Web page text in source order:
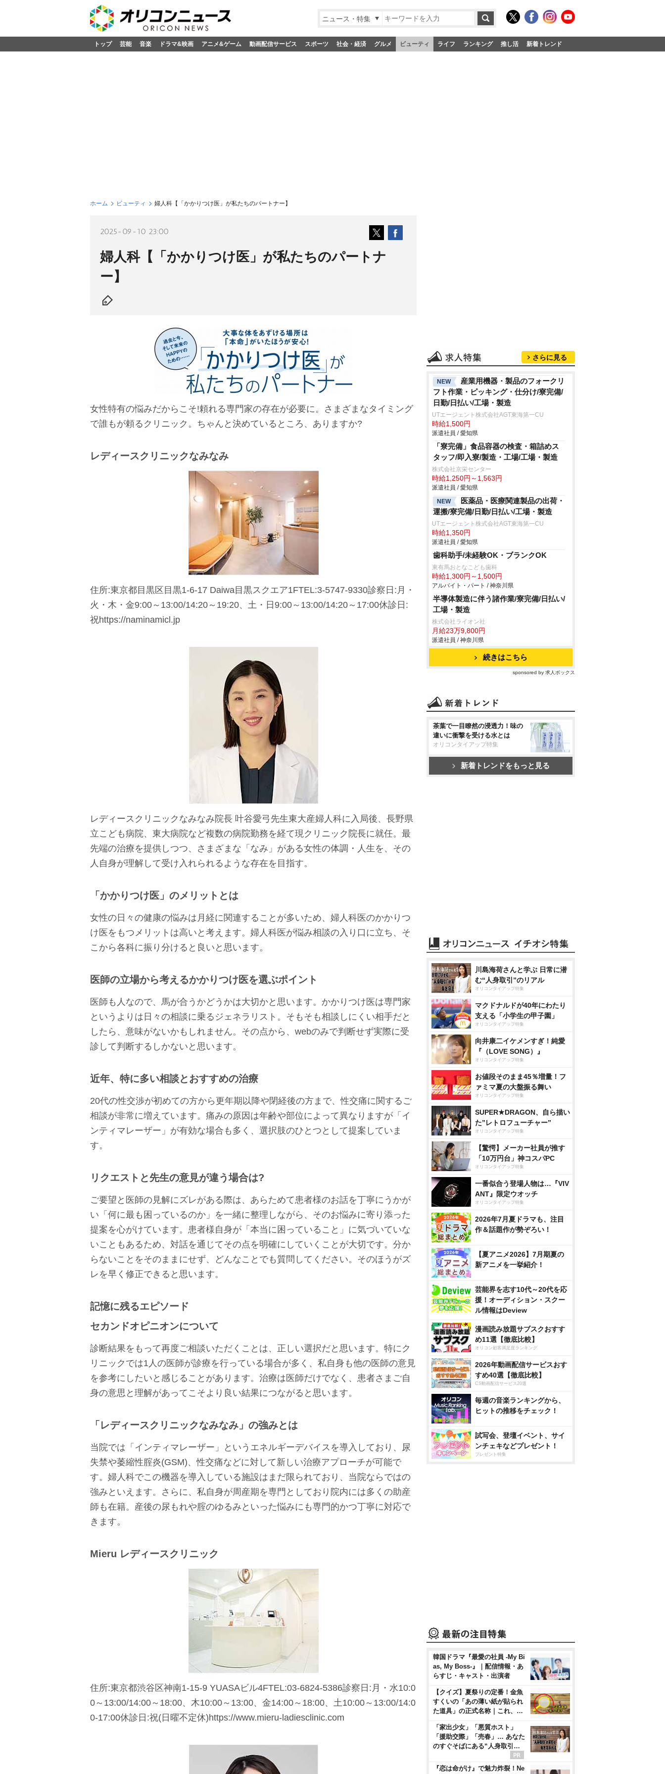
ニュース・特集
トップ 芸能 音楽 ドラマ&映画 アニメ&ゲーム 動画配信サービス スポーツ 社会・経済 グルメ ビューティ ライフ ランキング 推し活 新着トレンド
ホーム ビューティ 婦人科【「かかりつけ医」が私たちのパートナー】
2025-09-10 23:00
婦人科【「かかりつけ医」が私たちのパートナ
ー】
女性特有の悩みだからこそ!頼れる専門家の存在が必要に。さまざまなタイミング
で誰もが頼るクリニック。ちゃんと決めているところ、ありますか?
レディースクリニックなみなみ
住所:東京都目黒区目黒1-6-17 Daiwa目黒スクエア1FTEL:3-5747-9330診察日:月・
火・木・金9:00～13:00/14:20～19:20、土・日9:00～13:00/14:20～17:00休診日:
祝https://naminamicl.jp
レディースクリニックなみなみ院長 叶谷愛弓先生東大産婦人科に入局後、長野県
立こども病院、東大病院など複数の病院勤務を経て現クリニック院長に就任。最
先端の治療を提供しつつ、さまざまな「なみ」がある女性の体調・人生を、その
人自身が理解して受け入れられるような存在を目指す。
「かかりつけ医」のメリットとは
女性の日々の健康の悩みは月経に関連することが多いため、婦人科医のかかりつ
け医をもつメリットは高いと考えます。婦人科医が悩み相談の入り口に立ち、そ
こから各科に振り分けると良いと思います。
医師の立場から考えるかかりつけ医を選ぶポイント
医師も人なので、馬が合うかどうかは大切かと思います。かかりつけ医は専門家
というよりは日々の相談に乗るジェネラリスト。そもそも相談しにくい相手だと
したら、意味がないかもしれません。その点から、webのみで判断せず実際に受
診して判断するしかないと思います。
近年、特に多い相談とおすすめの治療
20代の性交渉が初めての方から更年期以降や閉経後の方まで、性交痛に関するご
相談が非常に増えています。痛みの原因は年齢や部位によって異なりますが「イ
ンティマレーザー」が有効な場合も多く、選択肢のひとつとして提案していま
す。
リクエストと先生の意見が違う場合は?
ご要望と医師の見解にズレがある際は、あらためて患者様のお話を丁寧にうかが
い「何に最も困っているのか」を一緒に整理しながら、そのお悩みに寄り添った
提案を心がけています。患者様自身が「本当に困っていること」に気づいていな
いこともあるため、対話を通じてその点を明確にしていくことが大切です。分か
らないことをそのままにせず、どんなことでも質問してください。そのほうがズ
レを早く修正できると思います。
記憶に残るエピソード
セカンドオピニオンについて
診断結果をもって再度ご相談いただくことは、正しい選択だと思います。特にク
リニックでは1人の医師が診療を行っている場合が多く、私自身も他の医師の意見
を参考にしたいと感じることがあります。治療は医師だけでなく、患者さまご自
身の意思と理解があってこそより良い結果につながると思います。
「レディースクリニックなみなみ」の強みとは
当院では「インティマレーザー」というエネルギーデバイスを導入しており、尿
失禁や萎縮性腟炎(GSM)、性交痛などに対して新しい治療アプローチが可能で
す。婦人科でこの機器を導入している施設はまだ限られており、当院ならではの
強みといえます。さらに、私自身が周産期を専門としており院内には多くの助産
師も在籍。産後の尿もれや腟のゆるみといった悩みにも専門的かつ丁寧に対応で
きます。
Mieru レディースクリニック
住所:東京都渋谷区神南1-15-9 YUASAビル4FTEL:03-6824-5386診察日:月・水10:0
0～13:00/14:00～18:00、木10:00～13:00、金14:00～18:00、土10:00～13:00/14:0
0-17:00休診日:祝(日曜不定休)https://www.mieru-ladiesclinic.com
さらに見る
NEW
産業用機器・製品のフォークリ
フト作業・ピッキング・仕分け/寮完備/
日勤/日払い/工場・製造
UTエージェント株式会社AGT東海第一CU
時給1,500円
派遣社員 / 愛知県
「寮完備」食品容器の検査・箱詰めス
タッフ/即入寮/製造・工場/工場・製造
株式会社京栄センター
時給1,250円～1,563円
派遣社員 / 愛知県
NEW
医薬品・医療関連製品の出荷・
運搬/寮完備/日勤/日払い/工場・製造
UTエージェント株式会社AGT東海第一CU
時給1,350円
派遣社員 / 愛知県
歯科助手/未経験OK・ブランクOK
東有馬おとなこども歯科
時給1,300円～1,500円
アルバイト・パート / 神奈川県
半導体製造に伴う諸作業/寮完備/日払い/
工場・製造
株式会社ライオン社
月給23万9,800円
派遣社員 / 神奈川県
続きはこちら
sponsored by 求人ボックス
茶葉で一目瞭然の浸透力！味の
違いに衝撃を受ける水とは
オリコンタイアップ特集
新着トレンドをもっと見る
川島海荷さんと学ぶ 日常に潜
む“人身取引”のリアル
オリコンタイアップ特集
マクドナルドが40年にわたり
支える「小学生の甲子園」
オリコンタイアップ特集
向井康二イケメンすぎ！純愛
『（LOVE SONG）』
オリコンタイアップ特集
お値段そのまま45％増量！フ
ァミマ夏の大盤振る舞い
オリコンタイアップ特集
SUPER★DRAGON、自ら描い
た”レトロフューチャー”
オリコンタイアップ特集
【驚愕】メーカー社員が推す
「10万円台」神コスパPC
オリコンタイアップ特集
一番似合う登場人物は…『VIV
ANT』限定ウオッチ
オリコンタイアップ特集
2026年7月夏ドラマも、注目
作＆話題作が勢ぞろい！
【夏アニメ2026】7月期夏の
新アニメを一挙紹介！
芸能界を志す10代～20代を応
援！オーディション・スクー
ル情報はDeview
漫画読み放題サブスクおすす
め11選【徹底比較】
オリコン顧客満足度ランキング
2026年動画配信サービスおす
すめ40選【徹底比較】
CS動画配信サービス20選
毎週の音楽ランキングから、
ヒットの推移をチェック！
試写会、登壇イベント、サイ
ンチェキなどプレゼント！
プレゼント特集
韓国ドラマ『最愛の社員 -My Bi
as, My Boss-』｜配信情報・あ
らすじ・キャスト・出演者
【クイズ】夏祭りの定番！金魚
すくいの「あの薄い紙が貼られ
た道具」の正式名称｜これ、…
「家出少女」「悪質ホスト」
「援助交際」「売春」… あなた
のすぐそばにある“人身取引…
『恋は命がけ』で魅力炸裂！Ne